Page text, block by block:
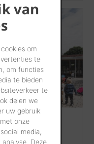
van
om
te
om functies
te bieden
te
delen we
uw gebruik
onze
media,
Deze
Hoeilaart